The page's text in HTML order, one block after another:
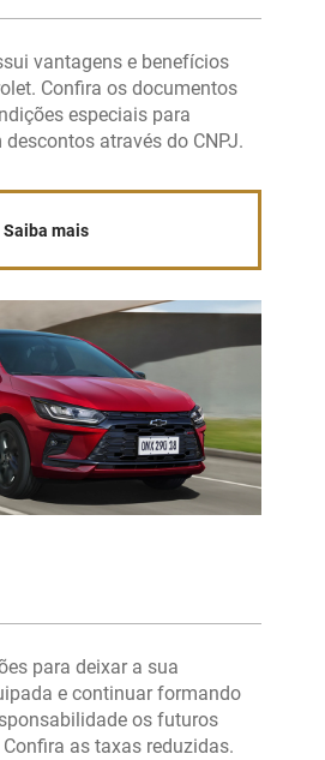
vantagens e benefícios
Confira os documentos
especiais para
através do CNPJ.
Saiba mais
para deixar a sua
e continuar formando
os futuros
as taxas reduzidas.